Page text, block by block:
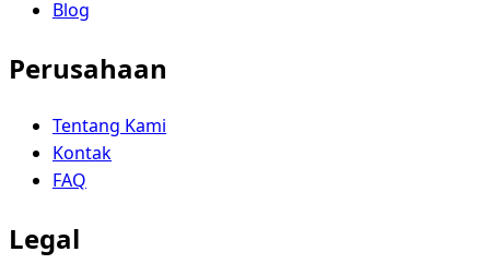
Blog
Perusahaan
Tentang Kami
Kontak
FAQ
Legal